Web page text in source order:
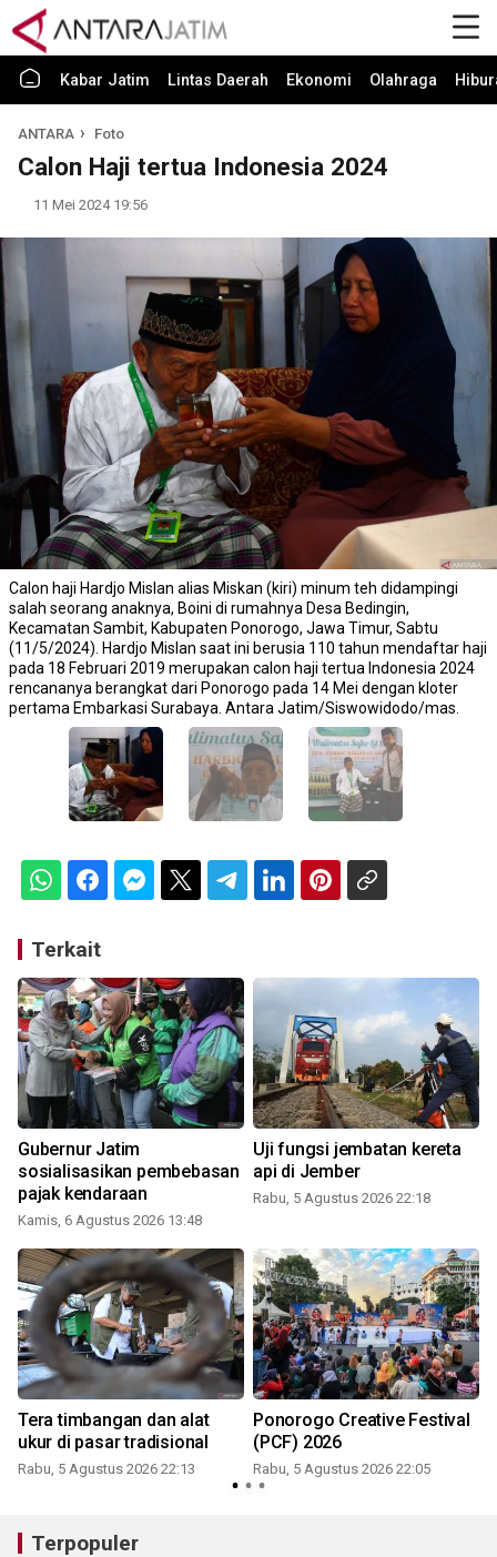
Kabar Jatim Lintas Daerah Ekonomi Olahraga
ANTARA Foto
Calon Haji tertua Indonesia 2024
11 Mei 2024 19:56
Calon haji Hardjo Mislan alias Miskan (kiri) minum teh didampingi
salah seorang anaknya, Boini di rumahnya Desa Bedingin,
Kecamatan Sambit, Kabupaten Ponorogo, Jawa Timur, Sabtu
(11/5/2024). Hardjo Mislan saat ini berusia 110 tahun mendaftar haji
pada 18 Februari 2019 merupakan calon haji tertua Indonesia 2024
rencananya berangkat dari Ponorogo pada 14 Mei dengan kloter
pertama Embarkasi Surabaya. Antara Jatim/Siswowidodo/mas.
Terkait
Gubernur Jatim
sosialisasikan pembebasan
pajak kendaraan
Kamis, 6 Agustus 2026 13:48
Uji fungsi jembatan kereta
api di Jember
Rabu, 5 Agustus 2026 22:18
Tera timbangan dan alat
ukur di pasar tradisional
Rabu, 5 Agustus 2026 22:13
Ponorogo Creative Festival
(PCF) 2026
Rabu, 5 Agustus 2026 22:05
Terpopuler